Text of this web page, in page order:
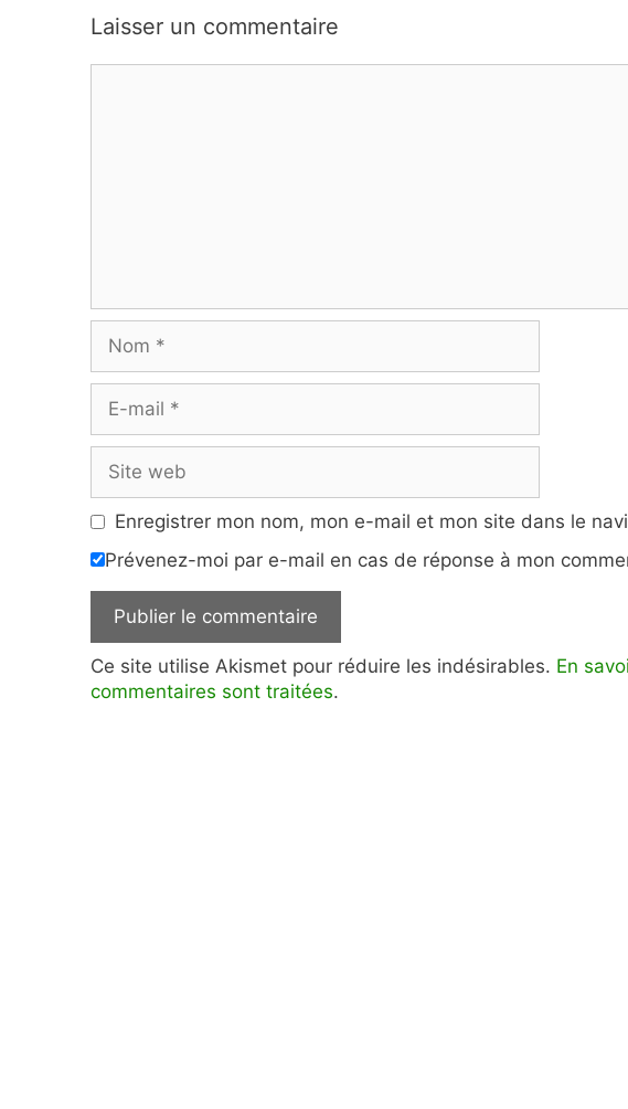
Laisser un commentaire
mail
web
Enregistrer mon nom, mon e-mail et mon site dans le
Prévenez-moi par e-mail en cas de réponse à mon
Ce site utilise Akismet pour réduire les indésirables. En
commentaires sont traitées.